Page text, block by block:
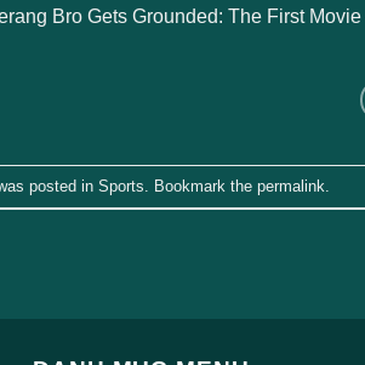
Bro Gets Grounded: The First
posted in Sports . Bookmark the permalink